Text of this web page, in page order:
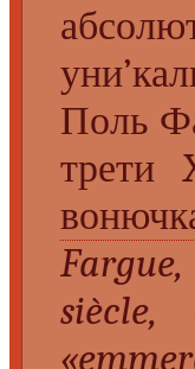
Поль
трети
«